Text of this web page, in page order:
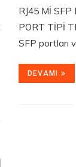
RJ45 Mİ
PORT TİPİ
SFP portları
DEVAMI